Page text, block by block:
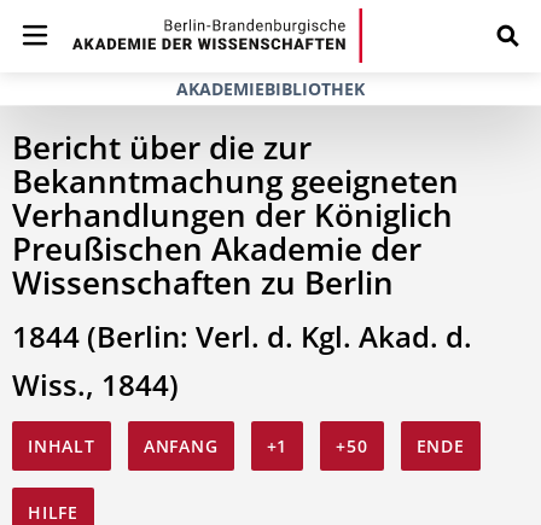
AKADEMIEBIBLIOTHEK
Bericht über die zur
Bekanntmachung geeigneten
Verhandlungen der Königlich
Preußischen Akademie der
Wissenschaften zu Berlin
1844 (Berlin: Verl. d. Kgl. Akad. d.
Wiss., 1844)
INHALT ANFANG +1 +50 ENDE
HILFE